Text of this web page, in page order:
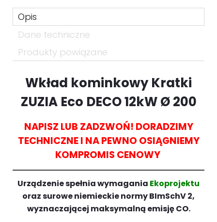
Opis
Dane techniczne
Produkty powiązane
Wkład kominkowy Kratki
ZUZIA Eco DECO 12kWØ 200
NAPISZ LUB ZADZWOŃ! DORADZIMY
TECHNICZNE I NA PEWNO OSIĄGNIEMY
KOMPROMIS CENOWY
Urządzenie spełnia wymagania Ekoprojektu
oraz surowe niemieckie normy BImSchV 2,
wyznaczającej maksymalną emisję CO.